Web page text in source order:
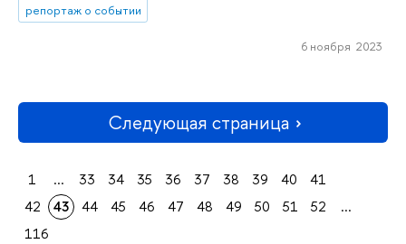
репортаж о событии
6 ноября 2023
Следующая страница
1 ... 33 34 35 36 37 38 39 40
41
42
43 44 45 46 47 48 49 50 51 52
...
116